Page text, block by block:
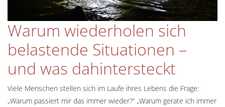
Warum wiederholen sich
belastende Situationen –
und was dahintersteckt
Viele Menschen stellen sich im Laufe ihres Lebens die Frage:
„Warum passiert mir das immer wieder?“ „Warum gerate ich immer